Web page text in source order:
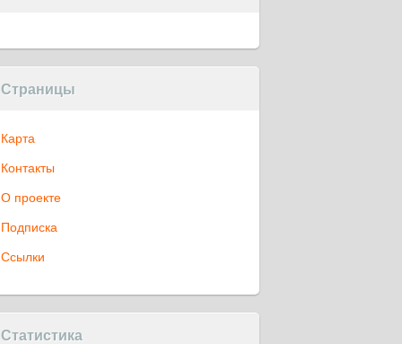
Страницы
Карта
Контакты
О проекте
Подписка
Ссылки
Статистика